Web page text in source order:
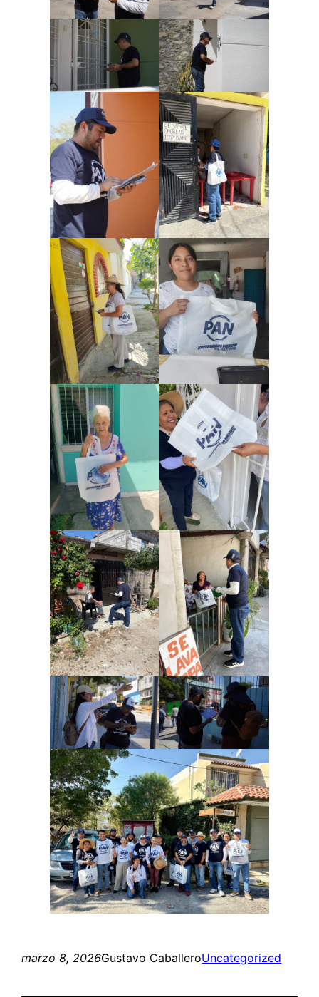
marzo 8, 2026Gustavo CaballeroUncategorized